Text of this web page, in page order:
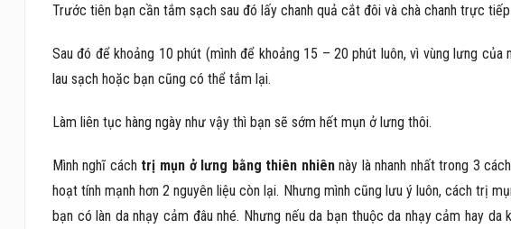
Trước tiên bạn cần tắm sạch sau đó lấy chanh quả cắt đôi và chà chanh trực
Sau đó để khoảng 10 phút (mình để khoảng 15 – 20 phút luôn, vì vùng lưng của
lau sạch hoặc bạn cũng có thể tắm lại.
Làm liên tục hàng ngày như vậy thì bạn sẽ sớm hết mụn ở lưng thôi.
Mình nghĩ cách trị mụn ở lưng bằng thiên nhiênnày là nhanh nhất trong 3
hoạt tính mạnh hơn 2 nguyên liệu còn lại. Nhưng mình cũng lưu ý luôn, cách trị
bạn có làn da nhạy cảm đâu nhé. Nhưng nếu da bạn thuộc da nhạy cảm hay